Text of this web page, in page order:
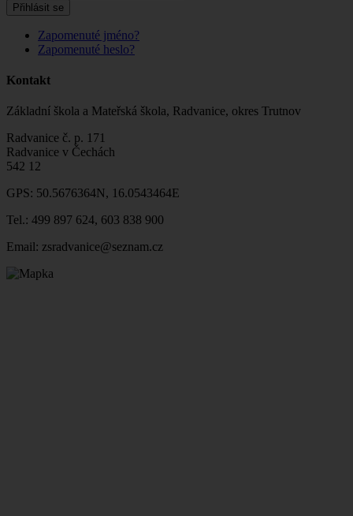
Přihlásit se
Zapomenuté jméno?
Zapomenuté heslo?
Kontakt
Základní škola a Mateřská škola, Radvanice, okres Trutnov
Radvanice č. p. 171
Radvanice v Čechách
542 12
GPS: 50.5676364N, 16.0543464E
Tel.: 499 897 624, 603 838 900
Email: zsradvanice@seznam.cz